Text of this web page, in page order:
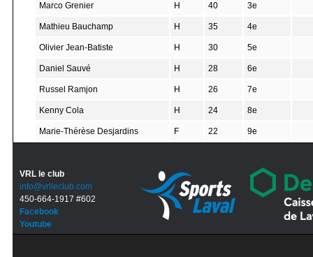
Marco Grenier H 40 3e
Mathieu Bauchamp H 35 4e
Olivier Jean-Batiste H 30 5e
Daniel Sauvé H 28 6e
Russel Ramjon H 26 7e
Kenny Cola H 24 8e
Marie-Thérèse Desjardins F 22 9e
VRL le club
info@vrlleclub.com
450-664-1917 #602
Facebook
Youtube